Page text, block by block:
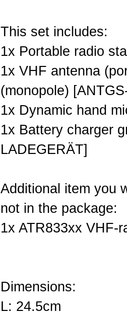
This set includes:
1x Portable radio
1x VHF antenna
(monopole)
1x Dynamic hand
1x Battery charger
LADEGERÄT]
Additional item you
not in the package:
1x ATR833xx VHF-
Dimensions:
L: 24.5cm